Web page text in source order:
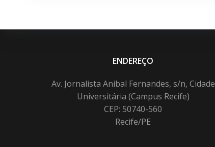
ENDEREÇO
Av. Jornalista Anibal Fernandes, s/n, Cidade
Universitária (Campus Recife)
CEP: 50740-560
Recife/PE